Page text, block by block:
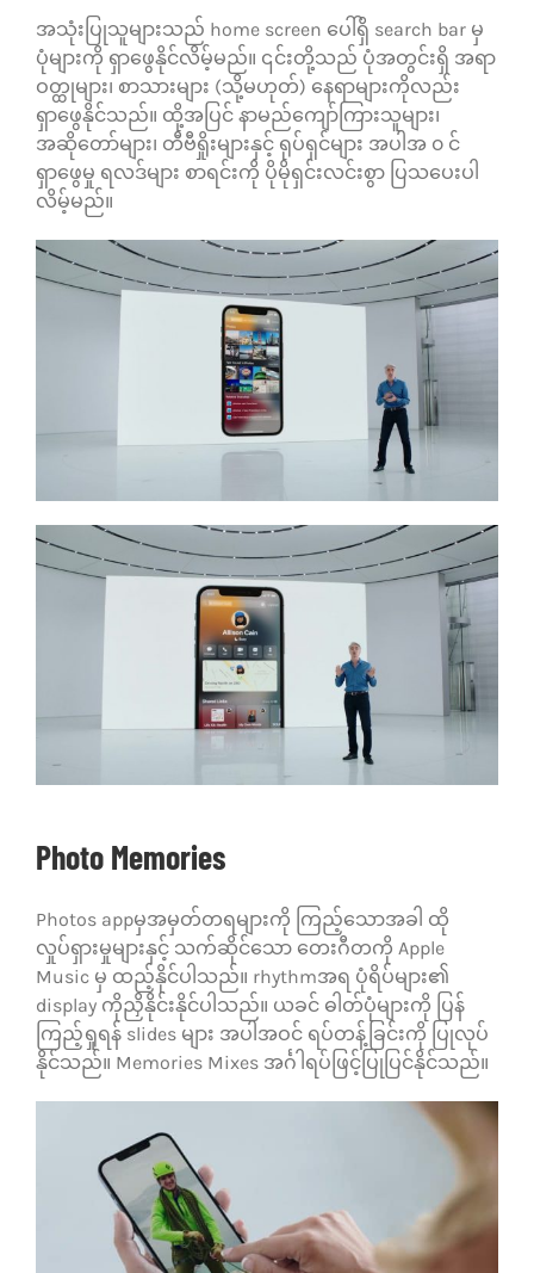
အသုံးပြုသူများသည် home screen ပေါ်ရှိ search bar မှ
ပုံများကို ရှာဖွေနိုင်လိမ့်မည်။ ၎င်းတို့သည် ပုံအတွင်းရှိ အရာ
ဝတ္ထုများ၊ စာသားများ (သို့မဟုတ်) နေရာများကိုလည်း
ရှာဖွေနိုင်သည်။ ထို့အပြင် နာမည်ကျော်ကြားသူများ၊
အဆိုတော်များ၊ တီဗီရှိုးများနှင့် ရုပ်ရှင်များ အပါအ ၀ င်
ရှာဖွေမှု ရလဒ်များ စာရင်းကို ပိုမိုရှင်းလင်းစွာ ပြသပေးပါ
လိမ့်မည်။
Photo Memories
Photos appမှအမှတ်တရများကို ကြည့်သောအခါ ထို
လှုပ်ရှားမှုများနှင့် သက်ဆိုင်သော တေးဂီတကို Apple
Music မှ ထည့်နိုင်ပါသည်။ rhythmအရ ပုံရိပ်များ၏
display ကိုညှိနိုင်းနိုင်ပါသည်။ ယခင် ဓါတ်ပုံများကို ပြန်
ကြည့်ရှုရန် slides များ အပါအဝင် ရပ်တန့်ခြင်းကို ပြုလုပ်
နိုင်သည်။ Memories Mixes အင်္ဂါရပ်ဖြင့်ပြုပြင်နိုင်သည်။